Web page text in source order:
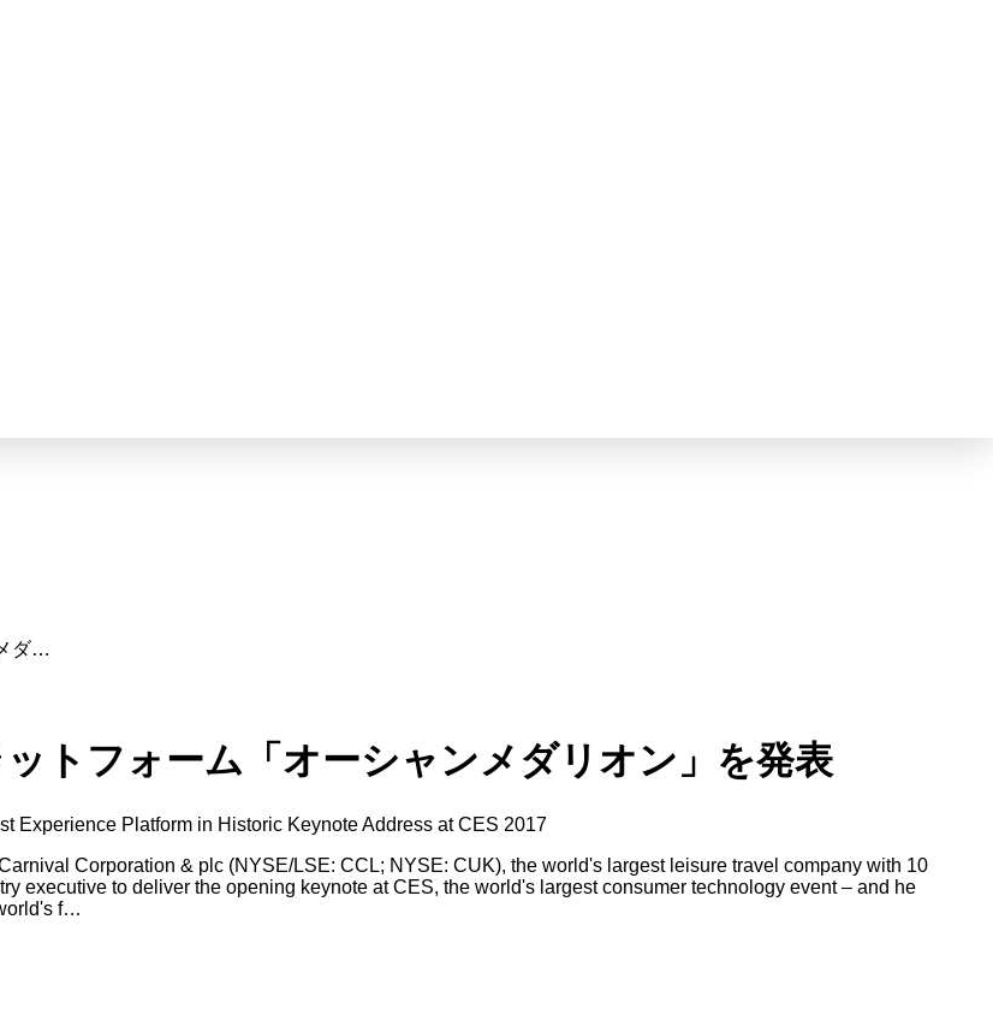
ダ…
トフォーム「オーシャンメダリオン」を発表
Experience Platform in Historic Keynote Address at CES 2017
Corporation & plc (NYSE/LSE: CCL; NYSE: CUK), the world's largest leisure travel company with 10
executive to deliver the opening keynote at CES, the world's largest consumer technology event – and he
f…